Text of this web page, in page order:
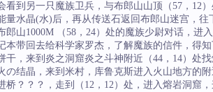
看到另一只魔族卫兵，与布郎山山顶（57，12
量水晶(水)后，再从传送石返回布郎山迷宫，往
郎山1000M （58，24）处的魔族少尉对话，进
本带回去给科学家罗杰，了解魔族的信件，得
干，来到炎之洞窟炎之斗神附近（44，14）处
の结晶，来到米村，库鲁克斯进入火山地方的
桥？？？，走到（12，12）处，进入熔岩洞窟